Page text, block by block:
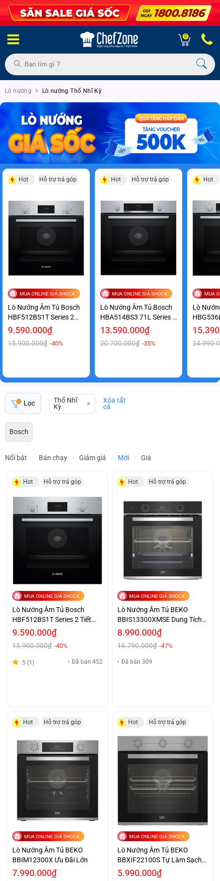
0
Lò nướng Lò nướng Thổ Nhĩ Kỳ
Hot Hỗ trợ trả góp
MUA ONLINE GIÁ SHOCK
Lò Nướng Âm Tủ Bosch
HBF512BS1T Series 2
Tiết Kiệm Giá Tốt
9.590.000₫
15.900.000₫ -40%
Hot Hỗ trợ trả góp
MUA ONLINE GIÁ SHOCK
Lò Nướng Âm Tủ Bosch
HBA514BS3 71L Series 4
Cao Cấp Giá Tốt
13.590.000₫
20.700.000₫ -35%
Hot
MUA
Lò
Hiện Đại
Lọc
Thổ Nhĩ
Kỳ
Xóa tất
cả
Bosch
Nổi bật Bán chạy Giảm giá Mới Giá
Hot Hỗ trợ trả góp
MUA ONLINE GIÁ SHOCK
Lò Nướng Âm Tủ Bosch
HBF512BS1T Series 2 Tiết
Kiệm Giá Tốt
9.590.000₫
15.900.000₫ -40%
5 (1) Đã bán 452
Hot Hỗ trợ trả góp
MUA ONLINE GIÁ SHOCK
Lò Nướng Âm Tủ BEKO
BBIS13300XMSE Dung Tích
Lớn Ưu Đãi Đặc Biệt
8.990.000₫
16.790.000₫ -47%
Đã bán 309
Hot Hỗ trợ trả góp
MUA ONLINE GIÁ SHOCK
Lò Nướng Âm Tủ BEKO
BBIM12300X Ưu Đãi Lớn
7.990.000₫
Hot Hỗ trợ trả góp
MUA ONLINE GIÁ SHOCK
Lò Nướng Âm Tủ BEKO
BBXIF22100S Tự Làm Sạch
Bằng Hơi Nước Giá Cực Sốc
5.990.000₫